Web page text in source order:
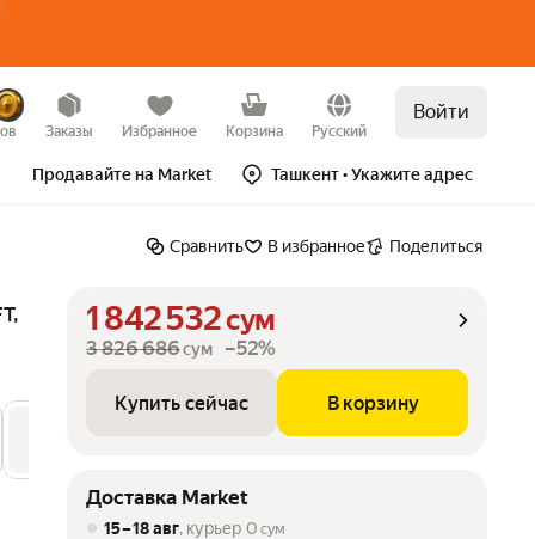
Заказы Избранное Корзина Русский
Войти
Продавайте на Market Ташкент• Укажите адрес
Сравнить В избранное Поделиться
прозрачный лак
1 842 532сум
3 826 686сум –52%
Купить сейчас В корзину
Купить сейчас В корзину
Доставка Market
15 – 18 авг, курьер 0 сум